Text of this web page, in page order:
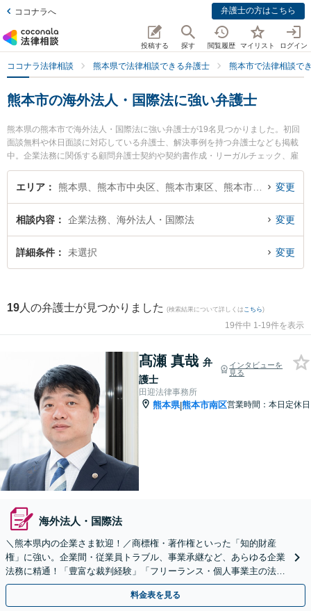
ココナラへ 弁護士の方はこちら
投稿する 探す 閲覧履歴 マイリスト ログイン
ココナラ法律相談 熊本県で法律相談できる弁護士 熊本市で法律相談で
熊本市の海外法人・国際法に強い弁護士
熊本県の熊本市で海外法人・国際法に強い弁護士が19名見つかりました。初回
面談無料や休日面談に対応している弁護士、解決事例を持つ弁護士なども掲載
中。企業法務に関係する顧問弁護士契約や契約書作成・リーガルチェック、雇
用契約書・就業規則作成等の細かな分野での絞り込み検索もでき便利です。特
に田迎法律事務所の髙瀬 真哉弁護士や東京スタートアップ法律事務所 熊本支店
外法人・国際法のトラブルを今すぐに弁護士に相談したい』『海外法人・国際
法のトラブル解決の実績豊富な近くの弁護士を検索したい』『初回相談無料で
海外法人・国際法を法律相談できる熊本市内の弁護士に相談予約したい』など
エリア 変更
相談内容 企業法務、海外法人・国際法 変更
詳細条件 未選択 変更
19 人の弁護士が見つかりました (検索結果について詳しくは こちら)
19件中 1-19件を表示
髙瀬 真哉 弁
護士
インタビューを
見る
田迎法律事務所
熊本県|熊本市南区営業時間：本日定休日
海外法人・国際法
＼熊本県内の企業さま歓迎！／商標権・著作権といった「知的財産
権」に強い。企業間・従業員トラブル、事業承継など、あらゆる企業
法務に精通！「豊富な裁判経験」「フリーランス・個人事業主の法務
も可」【初回相談無料】
料金表を見る